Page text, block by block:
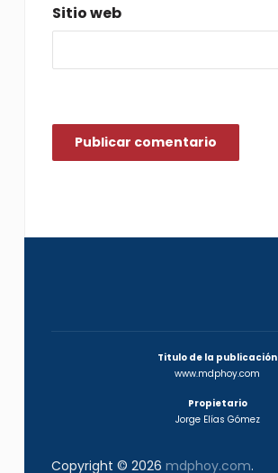
Sitio web
Titulo de la publicación
www.mdphoy.com
Propietario
Jorge Elías Gómez
Copyright © 2026 mdphoy.com.